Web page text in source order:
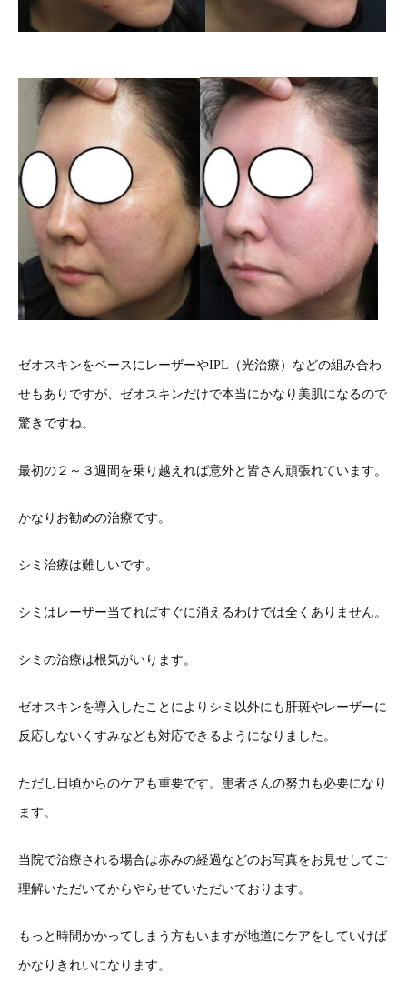
ゼオスキンをベースにレーザーやIPL（光治療）などの組み合わ
せもありですが、ゼオスキンだけで本当にかなり美肌になるので
驚きですね。
最初の２～３週間を乗り越えれば意外と皆さん頑張れています。
かなりお勧めの治療です。
シミ治療は難しいです。
シミはレーザー当てればすぐに消えるわけでは全くありません。
シミの治療は根気がいります。
ゼオスキンを導入したことによりシミ以外にも肝斑やレーザーに
反応しないくすみなども対応できるようになりました。
ただし日頃からのケアも重要です。患者さんの努力も必要になり
ます。
当院で治療される場合は赤みの経過などのお写真をお見せしてご
理解いただいてからやらせていただいております。
もっと時間かかってしまう方もいますが地道にケアをしていけば
かなりきれいになります。